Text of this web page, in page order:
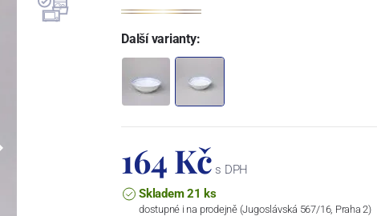
Další varianty:
164 Kč s DPH
Skladem 21 ks
dostupné i na prodejně (Jugoslávská 567/16, Praha 2)